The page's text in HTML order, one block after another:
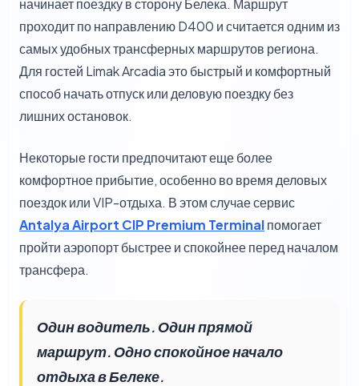
начинает поездку в сторону Белека. Маршрут
проходит по направлению D400 и считается одним из
самых удобных трансферных маршрутов региона.
Для гостей Limak Arcadia это быстрый и комфортный
способ начать отпуск или деловую поездку без
лишних остановок.
Некоторые гости предпочитают еще более
комфортное прибытие, особенно во время деловых
поездок или VIP-отдыха. В этом случае сервис
Antalya Airport CIP Premium Terminalпомогает
пройти аэропорт быстрее и спокойнее перед началом
трансфера.
Один водитель. Один прямой
маршрут. Одно спокойное начало
отдыха в Белеке.